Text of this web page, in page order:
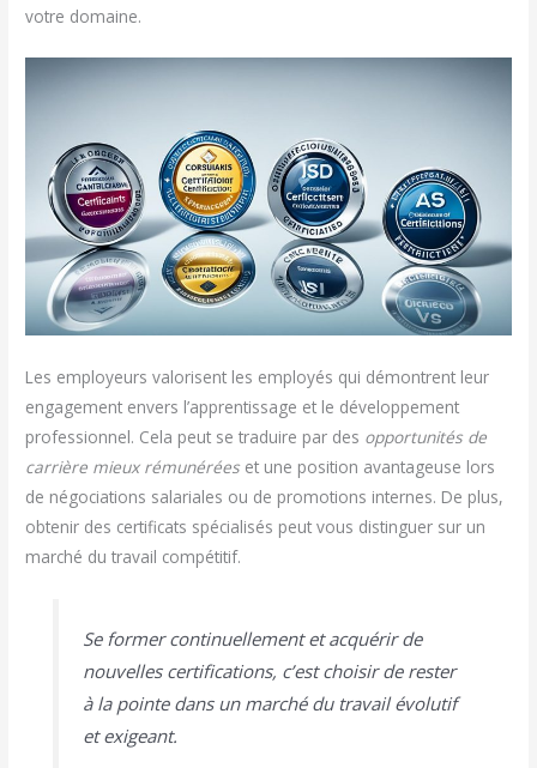
votre domaine.
Les employeurs valorisent les employés qui démontrent leur
engagement envers l’apprentissage et le développement
professionnel. Cela peut se traduire par des opportunités de
carrière mieux rémunéréeset une position avantageuse lors
de négociations salariales ou de promotions internes. De plus,
obtenir des certificats spécialisés peut vous distinguer sur un
marché du travail compétitif.
Se former continuellement et acquérir de
nouvelles certifications, c’est choisir de rester
à la pointe dans un marché du travail évolutif
et exigeant.